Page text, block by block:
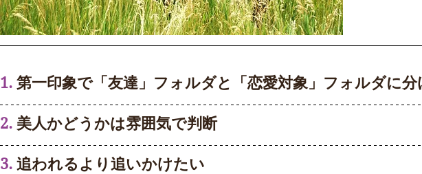
1. 第一印象で「友達」フォルダと「恋愛対象」フォルダに分
2. 美人かどうかは雰囲気で判断
3. 追われるより追いかけたい